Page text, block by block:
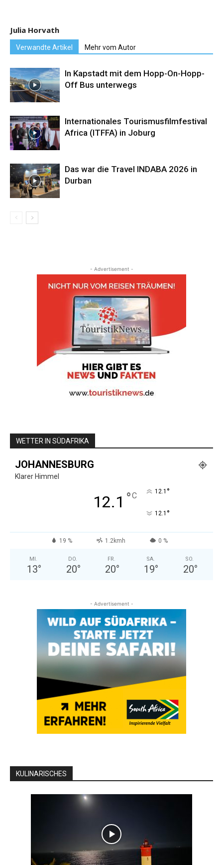
Julia Horvath
Verwandte Artikel Mehr vom Autor
In Kapstadt mit dem Hopp-On-Hopp-
Off Bus unterwegs
Internationales Tourismusfilmfestival
Africa (ITFFA) in Joburg
Das war die Travel INDABA 2026 in
Durban
- Advertisement -
WETTER IN SÜDAFRIKA
JOHANNESBURG
Klarer Himmel
12.1 °C 12.1 °
12.1 °
19 % 1.2kmh 0 %
MI.
13°
DO.
20°
FR.
20°
SA.
19°
SO.
20°
- Advertisement -
KULINARISCHES